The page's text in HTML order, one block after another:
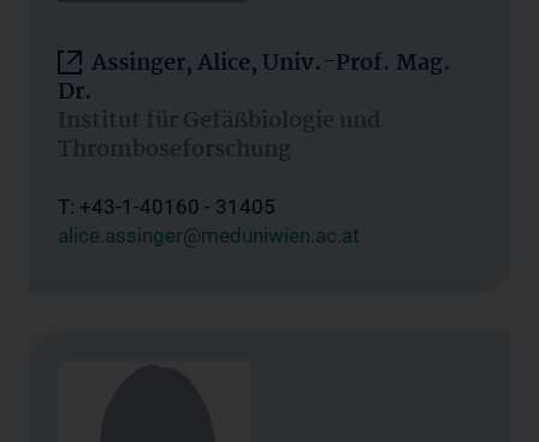
Assinger, Alice, Univ.-Prof. Mag.
Dr.
Institut für Gefäßbiologie und
Thromboseforschung
T: +43-1-40160 - 31405
alice.assinger@meduniwien.ac.at